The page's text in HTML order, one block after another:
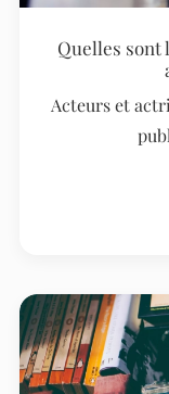
Quelles sont
Acteurs et